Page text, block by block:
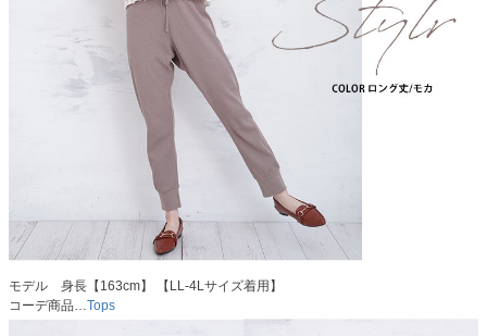
モデル 身長【163cm】 【LL-4Lサイズ着用】
コーデ商品…Tops